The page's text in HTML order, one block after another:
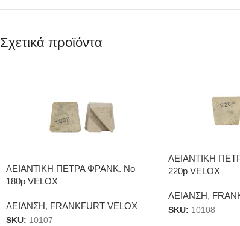
Σχετικά προϊόντα
ΛΕΙΑΝΤΙΚΗ ΠΕΤΡΑ ΦΡΑΝΚ. Νο
180p VELOX
ΛΕΙΑΝΣΗ, FRANKFURT VELOX
SKU: 10107
ΛΕΙΑΝΤΙΚΗ
220p VELOX
ΛΕΙΑΝΣΗ,
SKU: 10108